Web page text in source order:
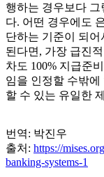
행하는 경우보다 그
다. 어떤 경우에도
단하는 기준이 되어
된다면, 가장 급진
차도 100% 지급준
임을 인정할 수밖에
할 수 있는 유일한
번역: 박진우
출처: https://
banking-systems-1